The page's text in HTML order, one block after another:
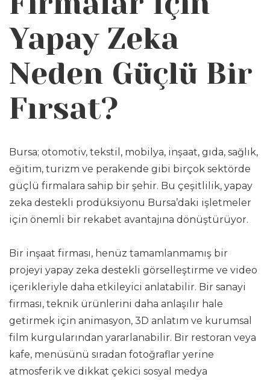
Yapay Zeka
Neden Güçlü Bir
Fırsat?
Bursa; otomotiv, tekstil, mobilya, inşaat, gıda, sağlık,
eğitim, turizm ve perakende gibi birçok sektörde
güçlü firmalara sahip bir şehir. Bu çeşitlilik, yapay
zeka destekli prodüksiyonu Bursa’daki işletmeler
için önemli bir rekabet avantajına dönüştürüyor.
Bir inşaat firması, henüz tamamlanmamış bir
projeyi yapay zeka destekli görselleştirme ve video
içerikleriyle daha etkileyici anlatabilir. Bir sanayi
firması, teknik ürünlerini daha anlaşılır hale
getirmek için animasyon, 3D anlatım ve kurumsal
film kurgularından yararlanabilir. Bir restoran veya
kafe, menüsünü sıradan fotoğraflar yerine
atmosferik ve dikkat çekici sosyal medya